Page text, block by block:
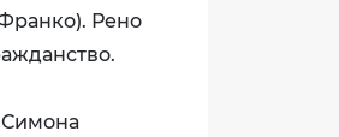
Рено
Симона